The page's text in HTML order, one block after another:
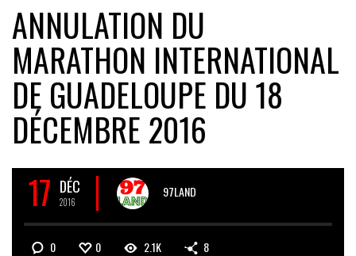
ANNULATION DU
MARATHON INTERNATIONAL
DE GUADELOUPE DU 18
DÉCEMBRE 2016
17 DÉC
2016
97LAND
0 0 2.1K 8